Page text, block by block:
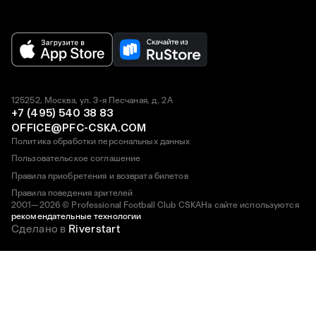
2001—2026 © Professional Football Club CSKAНа сайте используются
рекомендательные технологии
125252, Москва, ул. 3-я Песчаная, д. 2А
+7 (495) 540 38 83
OFFICE@PFC-CSKA.COM
Политика обработки персональных данных
Пользовательское соглашение
Правила приобретения и возврата билетов
Правила поведения зрителей
Сделано в Riverstart